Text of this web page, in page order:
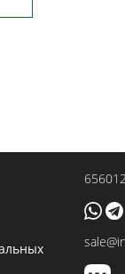
656012